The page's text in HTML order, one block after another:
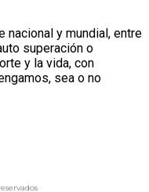
nacional y mundial, entre
superación o
y la vida, con
sea o no